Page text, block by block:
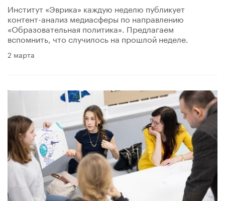
Институт «Эврика» каждую неделю публикует
контент-анализ медиасферы по направлению
«Образовательная политика». Предлагаем
вспомнить, что случилось на прошлой неделе.
2 марта